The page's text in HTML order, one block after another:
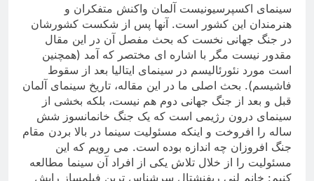
سینمای اکسپرسیونیست آلمان واکنش متفکران و
هنرمندان این کشور است. آنها پس از شکست کشورشان
در جنگ جهانی نخست که بحث مفصل آن در این مقال
مقدور نیست مگر با اشاره ای مختصر که آمد (همچنین
است مورد نئورئالیسم در سینمای ایتالیا بعد از سقوط
فاشیسم). بحث اصلی ما در این مقاله، تاریخ سینمای آلمان
قبل و بعد از جنگ جهانی دوم هم نیست، بلکه بخشی از
سینمای درون رژیمی است که یک جنگ خانمانسوز شش
ساله را افروخت و اینکه مسئولیت سینما در بالا بردن مقام
جنگ افروزان چه اندازه بوده است. می رویم که این
مسئولیت را از خلال تلاش یکی از افراد آن سینما مطالعه
کنیم: خانم لنی ریفنشتال سرشناس ترین فیلمساز رایش